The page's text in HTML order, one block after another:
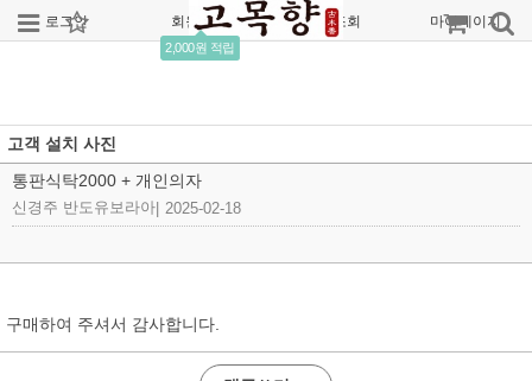
로그인 회원가입
2,000원 적립
주문조회 마이페이지
고객 설치 사진
통판식탁2000 + 개인의자
신경주 반도유보라아 2025-02-18
구매하여 주셔서 감사합니다.